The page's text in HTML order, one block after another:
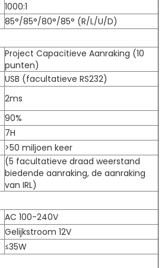
1000:1
85°/85°/80°/85° (R/L/U/D)
Project Capacitieve Aanraking (10
punten)
USB (facultatieve RS232)
2ms
90%
7H
>50 miljoen keer
(5 facultatieve draad weerstand
biedende aanraking, de aanraking
van IRL)
AC 100-240V
Gelijkstroom 12V
≤35W